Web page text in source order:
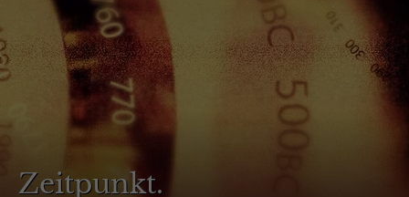
Zeitpunkt.